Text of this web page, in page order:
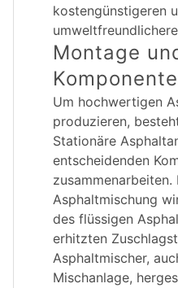
kostengünstigeren
Montage
Um hochwertigen
produzieren,
Stationäre
entscheidenden
Asphaltmischung
des flüssigen
erhitzten
Asphaltmischer,
Mischanlage,